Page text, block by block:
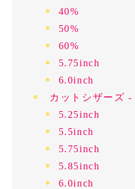
40%
50%
60%
5.75inch
6.0inch
カットシザーズ -
5.25inch
5.5inch
5.75inch
5.85inch
6.0inch